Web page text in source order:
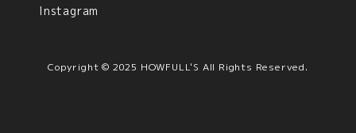
2025/11/17
Instagram
Copyright © 2025 HOWFULL'S All Rights Reserved.